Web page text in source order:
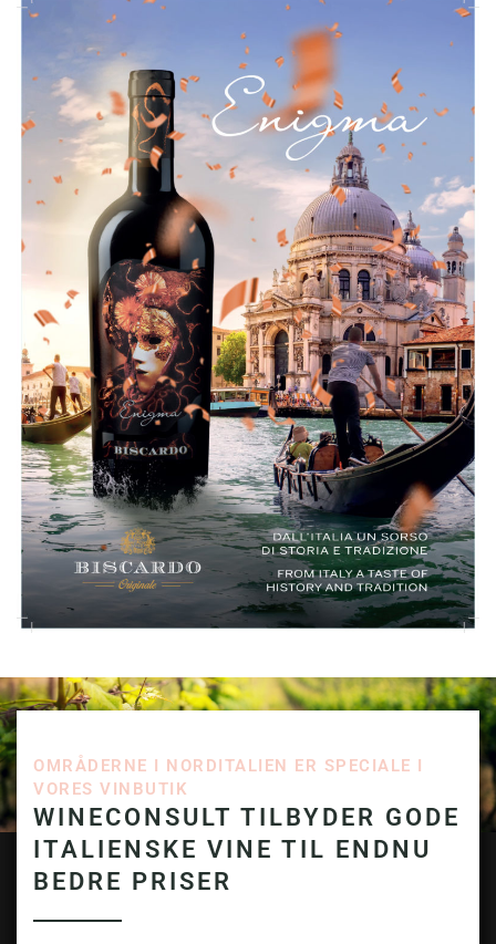
OMRÅDERNE I NORDITALIEN ER SPECIALE I
VORES VINBUTIK
WINECONSULT TILBYDER GODE
ITALIENSKE VINE TIL ENDNU
BEDRE PRISER